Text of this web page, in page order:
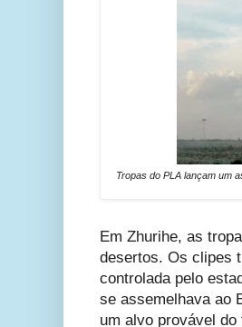
Tropas do PLA lançam um
Em Zhurihe, as
desertos. Os clipes
controlada pelo
se assemelhava ao
um alvo provável